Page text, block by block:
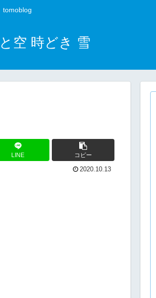
tomoblog
空 時どき 雪
LINE コピー
2020.10.13